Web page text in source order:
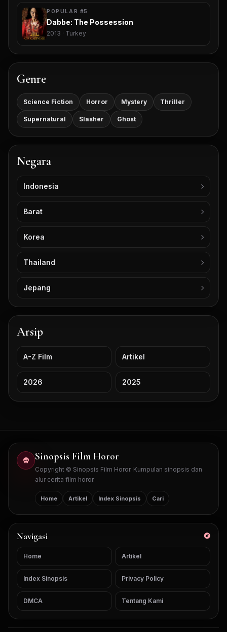
POPULAR #5
Dabbe: The Possession
2013 · Turkey
Genre
Science Fiction Horror Mystery Thriller
Supernatural Slasher Ghost
Negara
Indonesia
Barat
Korea
Thailand
Jepang
Arsip
A-Z Film Artikel
2026 2025
Sinopsis Film Horor
Copyright © Sinopsis Film Horor. Kumpulan sinopsis dan
alur cerita film horor.
Home Artikel Index Sinopsis Cari
Navigasi
Home Artikel
Index Sinopsis Privacy Policy
DMCA Tentang Kami